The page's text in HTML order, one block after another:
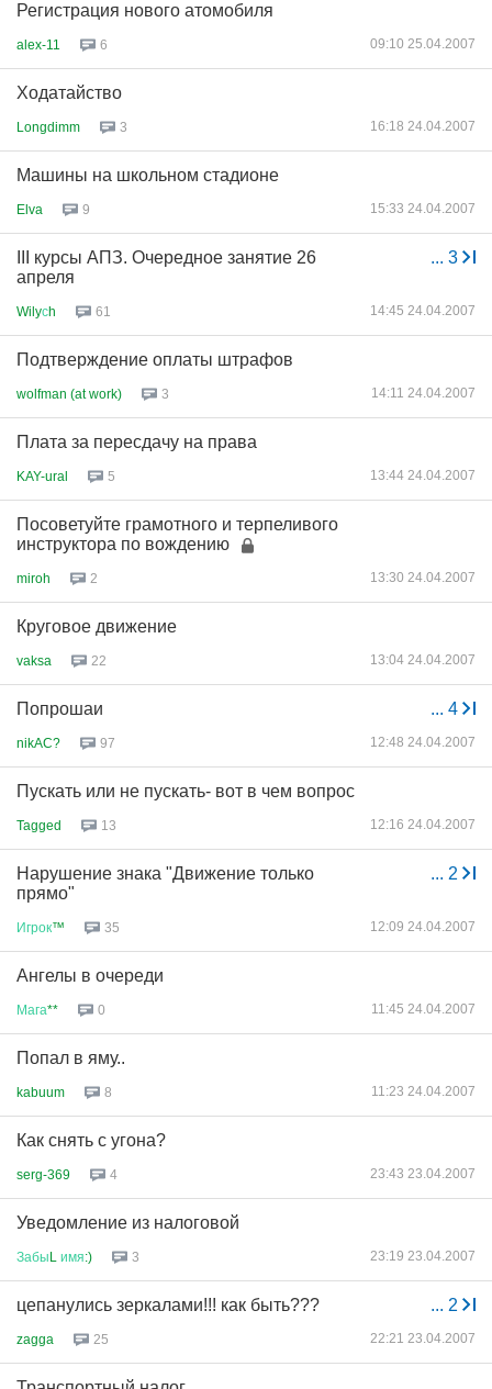
Регистрация нового атомобиля
alex-11 6 09:10 25.04.2007
Ходатайство
Longdimm 3 16:18 24.04.2007
Машины на школьном стадионе
Elva 9 15:33 24.04.2007
... 3
III курсы АПЗ. Очередное занятие 26
апреля
Wilyсh 61 14:45 24.04.2007
Подтверждение оплаты штрафов
wolfman (at work) 3 14:11 24.04.2007
Плата за пересдачу на права
KAY-ural 5 13:44 24.04.2007
Посоветуйте грамотного и терпеливого
инструктора по вождению
miroh 2 13:30 24.04.2007
Круговое движение
vaksa 22 13:04 24.04.2007
... 4
Попрошаи
nikAC? 97 12:48 24.04.2007
Пускать или не пускать- вот в чем вопрос
Tagged 13 12:16 24.04.2007
... 2
Нарушение знака "Движение только
прямо"
Игрок™ 35 12:09 24.04.2007
Ангелы в очереди
Мага** 0 11:45 24.04.2007
Попал в яму..
kabuum 8 11:23 24.04.2007
Как снять с угона?
serg-369 4 23:43 23.04.2007
Уведомление из налоговой
ЗабыL имя:) 3 23:19 23.04.2007
... 2
цепанулись зеркалами!!! как быть???
zagga 25 22:21 23.04.2007